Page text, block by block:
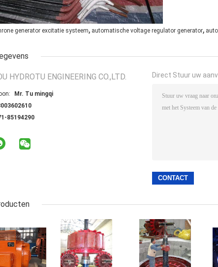
generator excitatie systeem, automatische voltage regulator generator,
HYDROTU ENGINEERING CO.,LTD.
Mr. Tu mingqi
85194290
Direct Stuur uw